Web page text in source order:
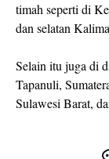
timah seperti di
dan selatan
Selain itu juga di
Tapanuli,
Sulawesi Barat,